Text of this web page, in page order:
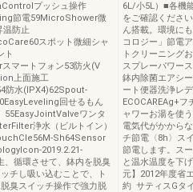
プッシュ操作
節電59MicroShower微
防止
スポット微細シャ
ト
マートフォン53防火(V
上面施工
防水(IPX4)62Spout-
回せるもん
55EasyJointValveワンタ
浄水（ビルトイン）
Sh64Sensor
2019.2.21-
、循環させて、鉢内を脱臭
チし吸い込むことで、ト
臭スイッチ操作で強力脱
6L/小5L）■各機
をご確認くださ
ん搭載。環境に
コロジー」節電
トクリーニング
スプレーパワー
鉢内除菌エアシ
ート便器洗浄レ
ECOCAREAg+
ャワーお湯を使
電気代がかから
チ節電〈8h〉ス
節電します。ス
と温水温度を下
元】2012年度省
約 サティスGタ